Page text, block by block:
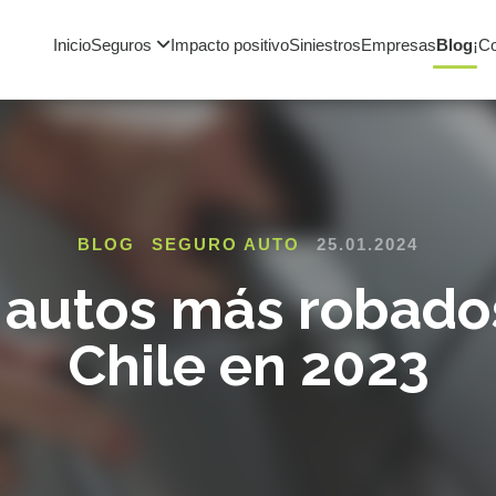
InicioSeguros Impacto positivoSiniestrosEmpresasBlog
BLOG SEGURO AUTO 25.01.2024
más
Chile en 2023